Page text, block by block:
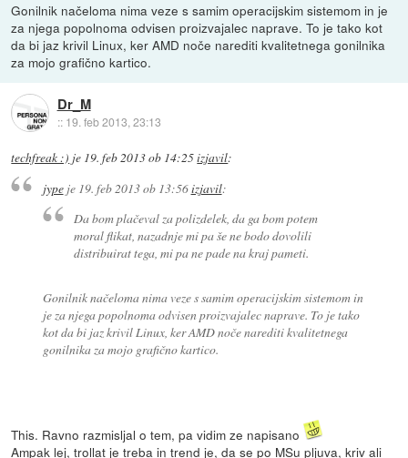
Gonilnik načeloma nima veze s samim operacijskim sistemom in je
za njega popolnoma odvisen proizvajalec naprave. To je tako kot
da bi jaz krivil Linux, ker AMD noče narediti kvalitetnega gonilnika
za mojo grafično kartico.
Dr_M
:: 19. feb 2013, 23:13
techfreak :) je 19. feb 2013 ob 14:25izjavil:
jypeje 19. feb 2013 ob 13:56izjavil:
Da bom plačeval za polizdelek, da ga bom potem
moral flikat, nazadnje mi pa še ne bodo dovolili
distribuirat tega, mi pa ne pade na kraj pameti.
Gonilnik načeloma nima veze s samim operacijskim sistemom in
je za njega popolnoma odvisen proizvajalec naprave. To je tako
kot da bi jaz krivil Linux, ker AMD noče narediti kvalitetnega
gonilnika za mojo grafično kartico.
This. Ravno razmisljal o tem, pa vidim ze napisano
Ampak lej, trollat je treba in trend je, da se po MSu pljuva, kriv ali